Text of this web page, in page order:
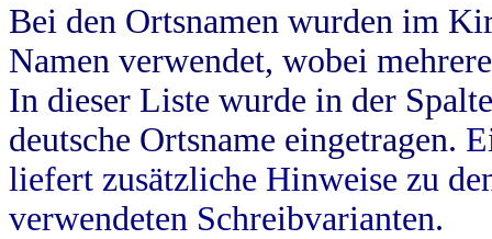
Bei den Ortsnamen wurden im
Namen verwendet, wobei
In dieser Liste wurde in der
deutsche Ortsname eingetragen.
liefert zusätzliche Hinweise zu
verwendeten Schreibvarianten.